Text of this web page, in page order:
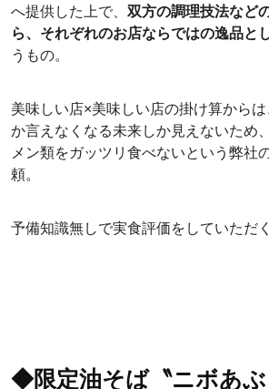
へ提供した上で、 双方の調理技法など
ら、それぞれのお店ならではの逸品と
うもの。
美味しい店×美味しい店の掛け算から
か言えなくなる未来しか見えないため
メン類をガッツリ食べないという弊社
頼。
予備知識無しで実食評価をしていただ
◆限定油そば〝ニボあ